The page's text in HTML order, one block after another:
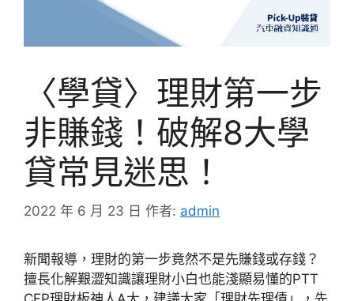
〈學貸〉理財第一步
非賺錢！破解8大學
貸常見迷思！
2022 年 6 月 23 日 作者: admin
新聞報導，理財的第一步竟然不是先賺錢或存錢？
擅長化解艱澀知識讓理財小白也能淺顯易懂的PTT